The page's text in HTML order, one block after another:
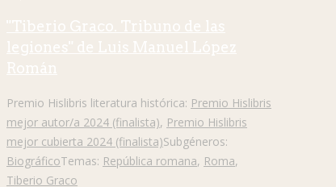
"Tiberio Graco. Tribuno de las
legiones" de Luis Manuel López
Román
Premio Hislibris literatura histórica: Premio Hislibris
mejor autor/a 2024 (finalista), Premio Hislibris
mejor cubierta 2024 (finalista)Subgéneros:
BiográficoTemas: República romana, Roma,
Tiberio Graco